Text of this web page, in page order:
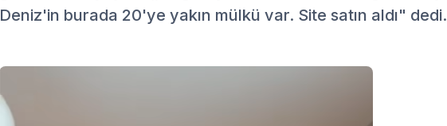
Deniz'in burada 20'ye yakın mülkü var. Site satın aldı" dedi.